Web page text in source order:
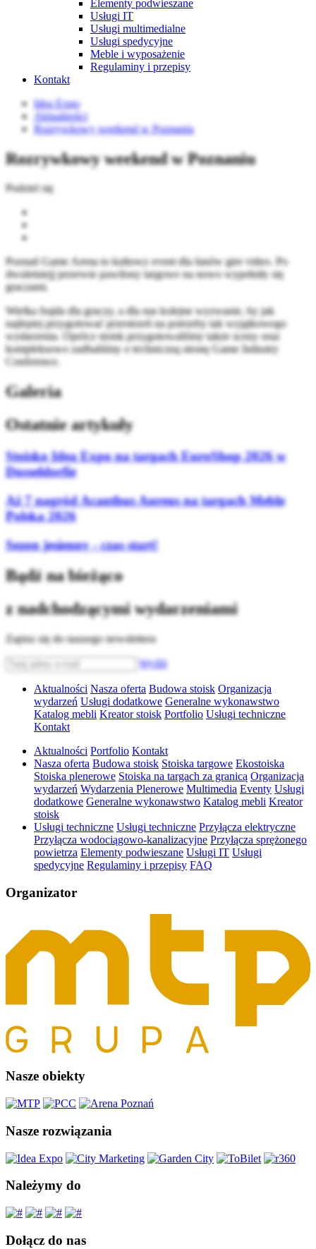
Elementy podwieszane
Usługi IT
Usługi multimedialne
Usługi spedycyjne
Meble i wyposażenie
Regulaminy i przepisy
Kontakt
Idea Expo
Aktualności
Rozrywkowy weekend w Poznaniu
Rozrywkowy weekend w Poznaniu
Podziel się
Poznań Game Arena to kultowy event dla fanów gier video. Po
dwuletniejj przerwie pawilony targowe na nowo wypełniły się
graczami.
Wielka frajda dla graczy, a dla nas kolejne wyzwanie, by jak
najlepiej przygotować przestrzeń na potrzeby tak wyjątkowego
wydarzenia. Oprócz stoisk przygotowaliśmy także sceny oraz
kompleksowo zadbaliśmy o techniczną stronę Game Industry
Conference.
Galeria
Ostatnie artykuły
Stoisko Idea Expo na targach EuroShop 2026 w
Dusseldorfie
Aż 7 nagród Acanthus Aureus na targach Meble
Polska 2026
Sezon jesienny - czas start!
Bądź na bieżąco
z nadchodzącymi wydarzeniami
Zapisz się do naszego newslettera
Wyślij
Aktualności Nasza oferta Budowa stoisk Organizacja
wydarzeń Usługi dodatkowe Generalne wykonawstwo
Katalog mebli Kreator stoisk Portfolio Usługi techniczne
Kontakt
Aktualności Portfolio Kontakt
Nasza oferta Budowa stoisk Stoiska targowe Ekostoiska
Stoiska plenerowe Stoiska na targach za granicą Organizacja
wydarzeń Wydarzenia Plenerowe Multimedia Eventy Usługi
dodatkowe Generalne wykonawstwo Katalog mebli Kreator
stoisk
Usługi techniczne Usługi techniczne Przyłącza elektryczne
Przyłącza wodociągowo-kanalizacyjne Przyłącza sprężonego
powietrza Elementy podwieszane Usługi IT Usługi
spedycyjne Regulaminy i przepisy FAQ
Organizator
Nasze obiekty
Nasze rozwiązania
Należymy do
Dołącz do nas